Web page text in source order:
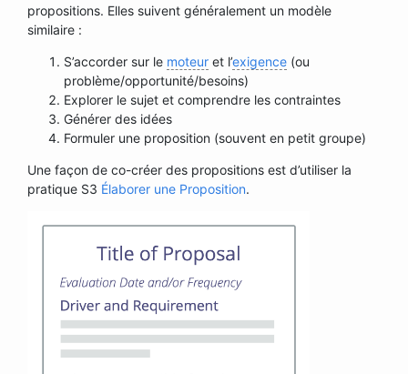
propositions. Elles suivent généralement un modèle
similaire :
S’accorder sur le moteur et l’exigence (ou
problème/opportunité/besoins)
Explorer le sujet et comprendre les contraintes
Générer des idées
Formuler une proposition (souvent en petit groupe)
Une façon de co-créer des propositions est d’utiliser la
pratique S3 Élaborer une Proposition.